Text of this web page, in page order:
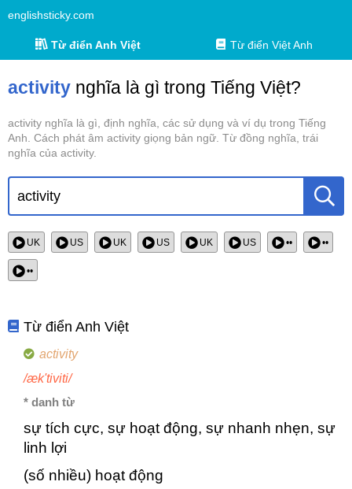
englishsticky.com
Từ điển Anh Việt Từ điển Việt Anh
activity nghĩa là gì trong Tiếng Việt?
activity nghĩa là gì, định nghĩa, các sử dụng và ví dụ trong Tiếng
Anh. Cách phát âm activity giọng bản ngữ. Từ đồng nghĩa, trái
nghĩa của activity.
UK US UK US UK US •• ••
••
Từ điển Anh Việt
activity
/æk'tiviti/
* danh từ
sự tích cực, sự hoạt động, sự nhanh nhẹn, sự
linh lợi
(số nhiều) hoạt động